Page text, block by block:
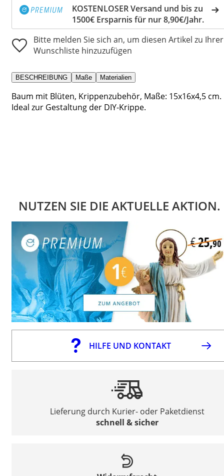
KOSTENLOSER Versand und bis zu
1500€ Ersparnis für nur 8,90€/Jahr.
Bitte melden Sie sich an, um diesen Artikel zu Ihrer
Wunschliste hinzuzufügen
BESCHREIBUNG Maße Materialien
Baum mit Blüten, Krippenzubehör, Maße: 15x16x4,5 cm.
Ideal zur Gestaltung der DIY-Krippe.
NUTZEN SIE DIE AKTUELLE AKTION.
HILFE UND KONTAKT
Lieferung durch Kurier- oder Paketdienst
schnell & sicher